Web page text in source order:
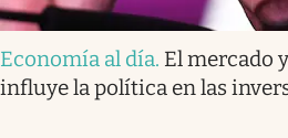
Economía al día. El mercado
influye la política en las